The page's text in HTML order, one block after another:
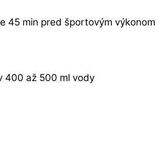
45 min pred športovým výkonom
400 až 500 ml vody